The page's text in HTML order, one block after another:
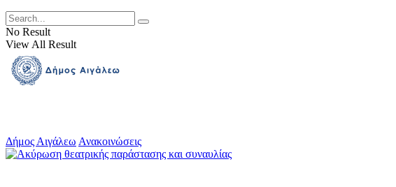
No Result
View All Result
Δήμος Αιγάλεω Ανακοινώσεις